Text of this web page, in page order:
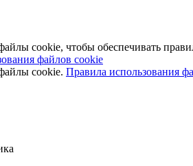
cookie, чтобы обеспечивать
файлов cookie
cookie. Правила использования